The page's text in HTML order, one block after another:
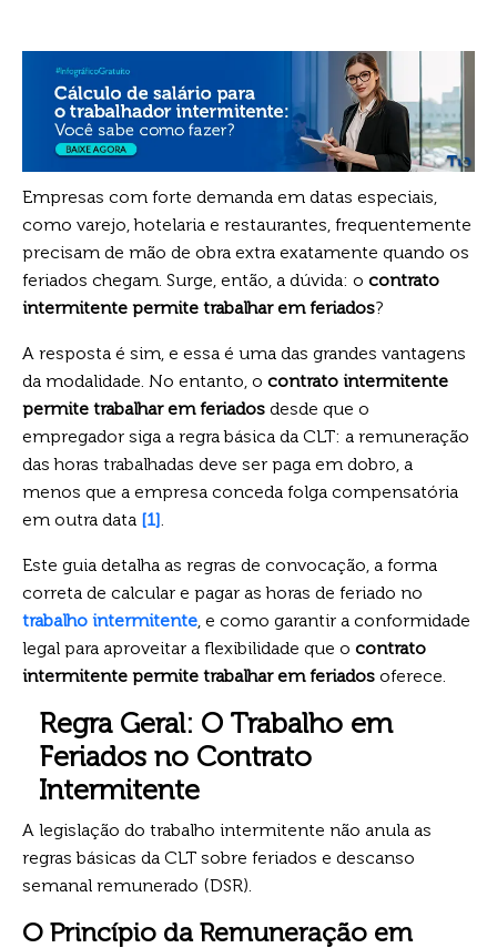
Empresas com forte demanda em datas especiais,
como varejo, hotelaria e restaurantes, frequentemente
precisam de mão de obra extra exatamente quando os
feriados chegam. Surge, então, a dúvida: o contrato
intermitente permite trabalhar em feriados?
A resposta é sim, e essa é uma das grandes vantagens
da modalidade. No entanto, o contrato intermitente
permite trabalhar em feriados desde que o
empregador siga a regra básica da CLT: a remuneração
das horas trabalhadas deve ser paga em dobro, a
menos que a empresa conceda folga compensatória
em outra data [1]
Este guia detalha as regras de convocação, a forma
correta de calcular e pagar as horas de feriado no
trabalho intermitente , e como garantir a conformidade
legal para aproveitar a flexibilidade que o contrato
intermitente permite trabalhar em feriados oferece.
Regra Geral: O Trabalho em
Feriados no Contrato
Intermitente
A legislação do trabalho intermitente não anula as
regras básicas da CLT sobre feriados e descanso
semanal remunerado (DSR).
O Princípio da Remuneração em